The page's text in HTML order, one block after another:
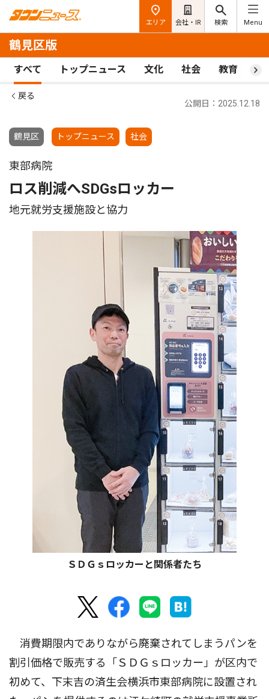
エリア 会社・IR 検索 Menu
鶴見区版
すべて トップニュース 文化 社会 教育 ス
戻る
鶴見区 トップニュース 社会
公開日：2025.12.18
東部病院
ロス削減へSDGsロッカー
地元就労支援施設と協力
ＳＤＧｓロッカーと関係者たち
消費期限内でありながら廃棄されてしまうパンを
割引価格で販売する「ＳＤＧｓロッカー」が区内で
初めて、下末吉の済生会横浜市東部病院に設置され